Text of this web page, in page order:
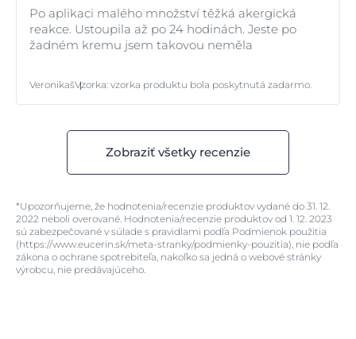
Po aplikaci malého množství těžká akergická
reakce. Ustoupila až po 24 hodinách. Jeste po
žadném kremu jsem takovou neměla
VeronikašVzorka: vzorka produktu bola poskytnutá zadarmo.
Zobraziť všetky recenzie
*Upozorňujeme, že hodnotenia/recenzie produktov vydané do 31. 12.
2022 neboli overované. Hodnotenia/recenzie produktov od 1. 12. 2023
sú zabezpečované v súlade s pravidlami podľa Podmienok použitia
(https://www.eucerin.sk/meta-stranky/podmienky-pouzitia), nie podľa
zákona o ochrane spotrebiteľa, nakoľko sa jedná o webové stránky
výrobcu, nie predávajúceho.